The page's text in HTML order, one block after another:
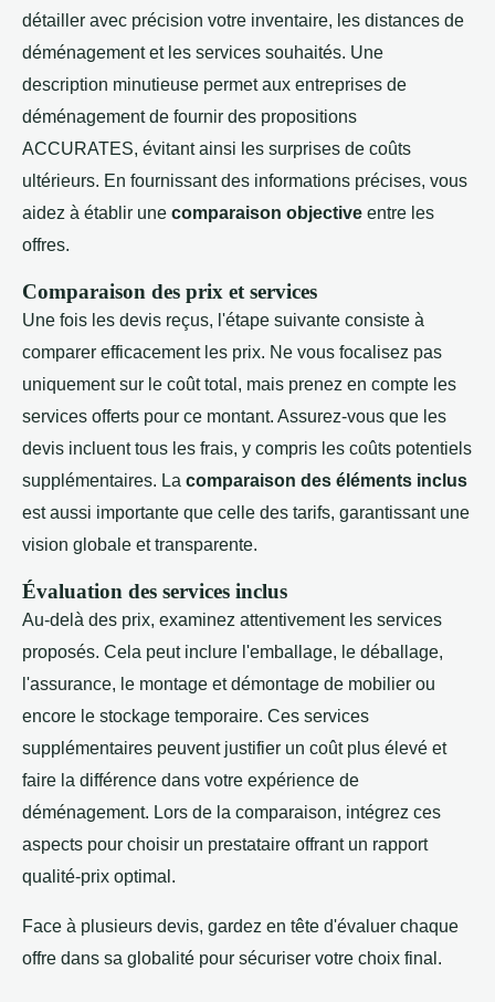
détailler avec précision votre inventaire, les distances de
déménagement et les services souhaités. Une
description minutieuse permet aux entreprises de
déménagement de fournir des propositions
ACCURATES, évitant ainsi les surprises de coûts
ultérieurs. En fournissant des informations précises, vous
aidez à établir une comparaison objective entre les
offres.
Comparaison des prix et services
Une fois les devis reçus, l'étape suivante consiste à
comparer efficacement les prix. Ne vous focalisez pas
uniquement sur le coût total, mais prenez en compte les
services offerts pour ce montant. Assurez-vous que les
devis incluent tous les frais, y compris les coûts potentiels
supplémentaires. La comparaison des éléments inclus
est aussi importante que celle des tarifs, garantissant une
vision globale et transparente.
Évaluation des services inclus
Au-delà des prix, examinez attentivement les services
proposés. Cela peut inclure l'emballage, le déballage,
l'assurance, le montage et démontage de mobilier ou
encore le stockage temporaire. Ces services
supplémentaires peuvent justifier un coût plus élevé et
faire la différence dans votre expérience de
déménagement. Lors de la comparaison, intégrez ces
aspects pour choisir un prestataire offrant un rapport
qualité-prix optimal.
Face à plusieurs devis, gardez en tête d'évaluer chaque
offre dans sa globalité pour sécuriser votre choix final.